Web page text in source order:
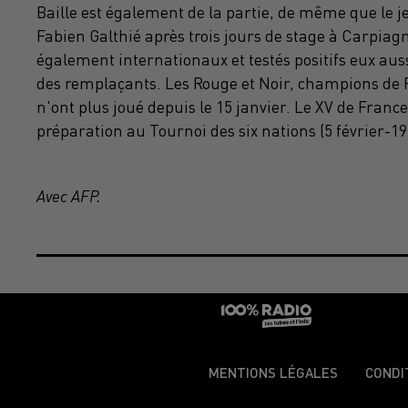
Baille est également de la partie, de même que le
Fabien Galthié après trois jours de stage à
également internationaux et testés positifs eux
des remplaçants. Les Rouge et Noir, champions
n'ont plus joué depuis le 15 janvier. Le XV de
préparation au Tournoi des six nations (5 février-
Avec AFP.
MENTIONS LÉGALES